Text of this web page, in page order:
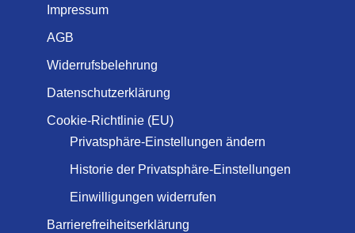
Impressum
AGB
Widerrufsbelehrung
Datenschutzerklärung
Cookie-Richtlinie (EU)
Privatsphäre-Einstellungen ändern
Historie der Privatsphäre-Einstellungen
Einwilligungen widerrufen
Barrierefreiheitserklärung